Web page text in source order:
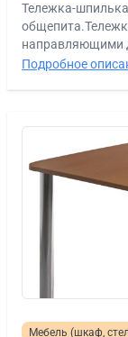
Тележка-шпилька
направляющими
Подробное
Мебель (шкаф,